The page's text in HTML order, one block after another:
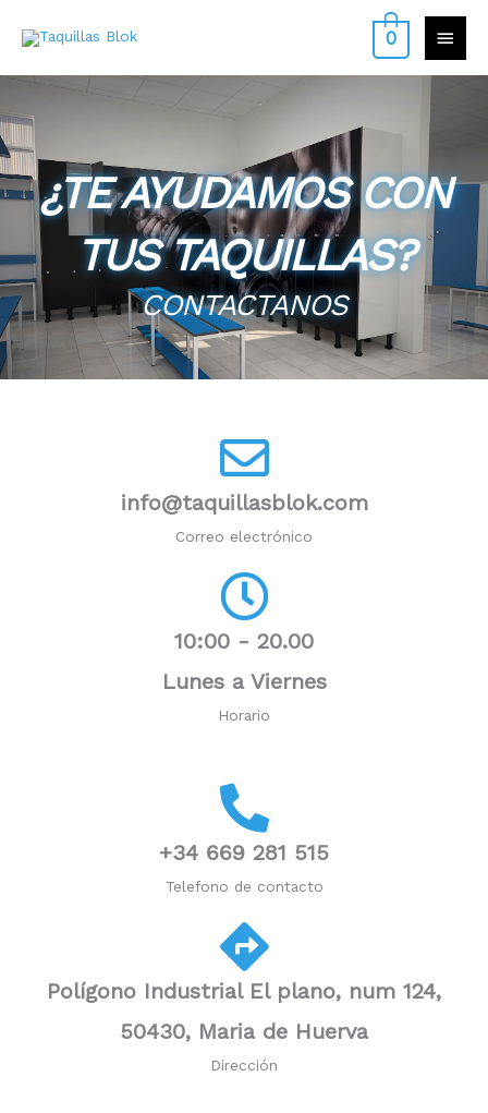
0
¿TE AYUDAMOS CON
TUS TAQUILLAS?
CONTACTANOS
info@taquillasblok.com
Correo electrónico
10:00 - 20.00
Lunes a Viernes
Horario
+34 669 281 515
Telefono de contacto
Polígono Industrial El plano, num 124,
50430, Maria de Huerva
Dirección